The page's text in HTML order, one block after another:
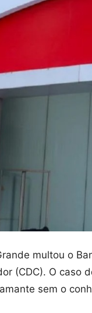
multou o
(CDC). O caso
sem o